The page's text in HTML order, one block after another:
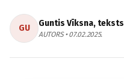
GU Guntis Vīksna,
AUTORS • 07.02.2025.